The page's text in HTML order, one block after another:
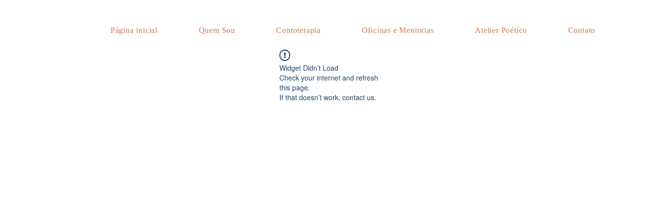
Página inicial Quem Sou Contoterapia Oficinas e Mentorias Atelier Poético Contato
Widget Didn’t Load
Check your internet and refresh
this page.
If that doesn’t work, contact us.